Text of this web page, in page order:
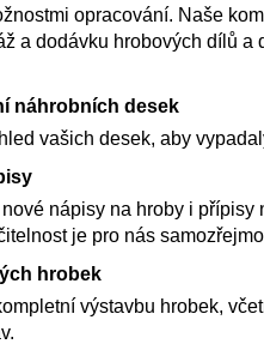
opracování. Naše
a dodávku hrobových dílů a
náhrobních desek
vašich desek, aby
nápisy na hroby i přípisy
je pro nás
hrobek
výstavbu hrobek,